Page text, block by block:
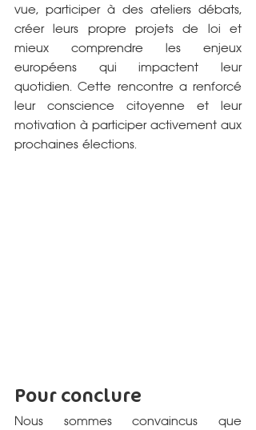
vue, participer à des ateliers débats,
créer leurs propre projets de loi et
mieux comprendre les enjeux
européens qui impactent leur
quotidien. Cette rencontre a renforcé
leur conscience citoyenne et leur
motivation à participer activement aux
prochaines élections.
Pour conclure
Nous sommes convaincus que